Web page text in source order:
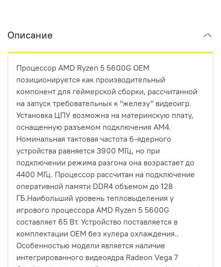
Описание
Процессор AMD Ryzen 5 5600G OEM
позиционируется как производительный
компонент для геймерской сборки, рассчитанной
на запуск требовательных к "железу" видеоигр.
Установка ЦПУ возможна на материнскую плату,
оснащенную разъемом подключения AM4.
Номинальная тактовая частота 6-ядерного
устройства равняется 3900 МГц, но при
подключении режима разгона она возрастает до
4400 МГц. Процессор рассчитан на подключение
оперативной памяти DDR4 объемом до 128
ГБ.Наибольший уровень тепловыделения у
игрового процессора AMD Ryzen 5 5600G
составляет 65 Вт. Устройство поставляется в
комплектации OEM без кулера охлаждения..
Особенностью модели является наличие
интегрированного видеоядра Radeon Vega 7